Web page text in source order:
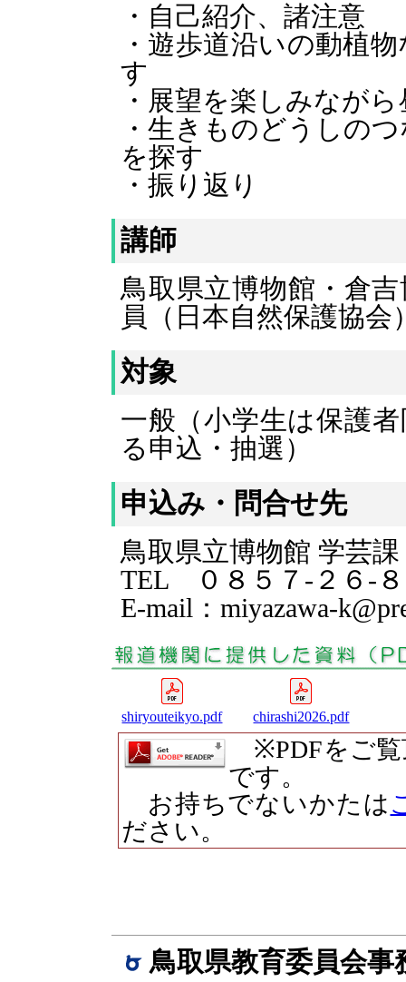
・自己紹介、諸注意
・遊歩道沿いの動植
す
・展望を楽しみなが
・生きものどうしの
を探す
・振り返り
講師
鳥取県立博物館・倉
員
（日本自然保護協会
対象
一般（小学生は保護
る申込・抽選）
申込み・問合せ先
鳥取県立博物館 学芸
TEL ０８５７-２６-
E-mail：miyazawa-
shiryouteikyo.pdf chirashi2026.pdf
※PDFをご覧
です。
お持ちでないかたは
ださい。
鳥取県教育委員会事